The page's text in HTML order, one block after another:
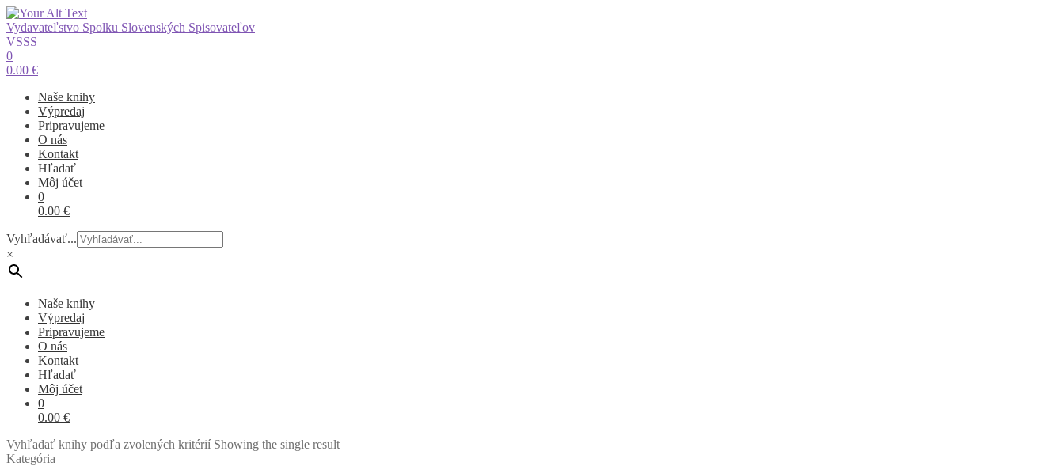
Vydavateľstvo Spolku Slovenských Spisovateľov
VSSS
0
0.00 €
Naše knihy
Výpredaj
Pripravujeme
O nás
Kontakt
Hľadať
Môj účet
0
0.00 €
Vyhľadávať...
×
Naše knihy
Výpredaj
Pripravujeme
O nás
Kontakt
Hľadať
Môj účet
0
0.00 €
Vyhľadať knihy podľa zvolených kritérií Showing the single result
Kategória